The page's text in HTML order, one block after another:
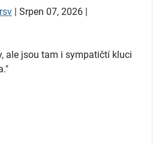
| Srpen 07, 2026 |
ale jsou tam i sympatičtí kluci